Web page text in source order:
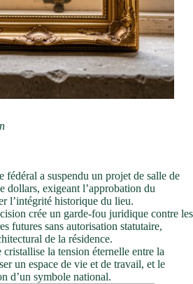
fédéral a suspendu un projet de salle de
dollars, exigeant l’approbation du
l’intégrité historique du lieu.
crée un garde-fou juridique contre les
futures sans autorisation statutaire,
de la résidence.
cristallise la tension éternelle entre la
un espace de vie et de travail, et le
d’un symbole national.